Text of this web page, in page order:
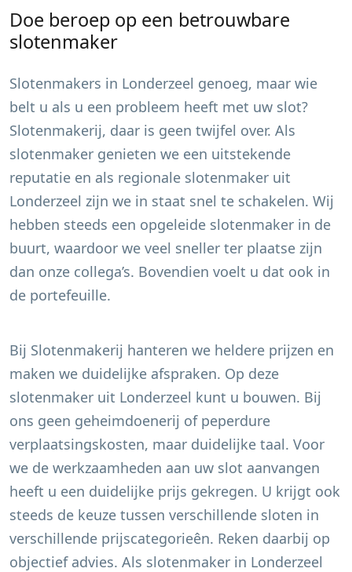
Doe beroep op een betrouwbare
slotenmaker
Slotenmakers in Londerzeel genoeg, maar wie
belt u als u een probleem heeft met uw slot?
Slotenmakerij, daar is geen twijfel over. Als
slotenmaker genieten we een uitstekende
reputatie en als regionale slotenmaker uit
Londerzeel zijn we in staat snel te schakelen. Wij
hebben steeds een opgeleide slotenmaker in de
buurt, waardoor we veel sneller ter plaatse zijn
dan onze collega’s. Bovendien voelt u dat ook in
de portefeuille.
Bij Slotenmakerij hanteren we heldere prijzen en
maken we duidelijke afspraken. Op deze
slotenmaker uit Londerzeel kunt u bouwen. Bij
ons geen geheimdoenerij of peperdure
verplaatsingskosten, maar duidelijke taal. Voor
we de werkzaamheden aan uw slot aanvangen
heeft u een duidelijke prijs gekregen. U krijgt ook
steeds de keuze tussen verschillende sloten in
verschillende prijscategorieên. Reken daarbij op
objectief advies. Als slotenmaker in Londerzeel